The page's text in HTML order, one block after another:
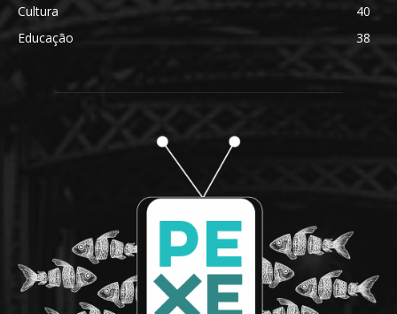
Cultura
40
Educação
38